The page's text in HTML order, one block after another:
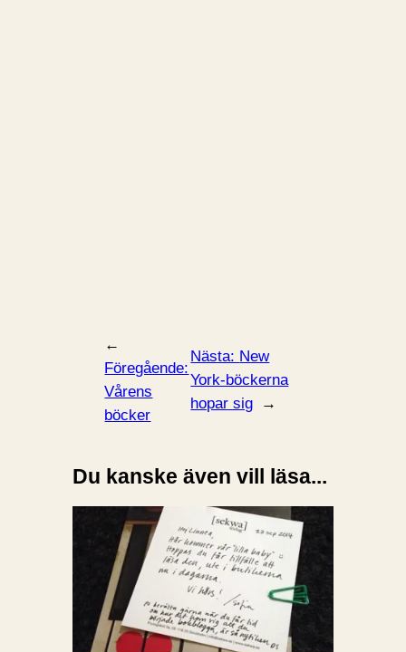
←
Föregående:
Vårens
böcker
Nästa: New
York-böckerna
hopar sig
→
Du kanske även vill läsa...